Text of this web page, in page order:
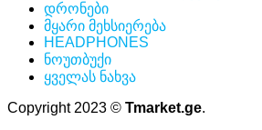
დრონები
მყარი მეხსიერება
HEADPHONES
ნოუთბუქი
ყველას ნახვა
Copyright 2023 © Tmarket.ge.